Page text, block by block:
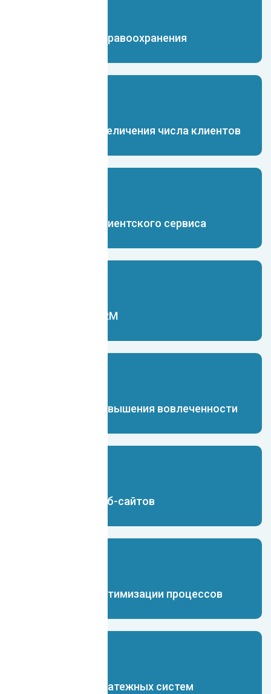
Чат-бот для здравоохранения
Чат-бот для увеличения числа клиентов
Чат-бот для клиентского сервиса
Чат-бот для CRM
Чат-бот для повышения вовлеченности
Чат-бот для веб-сайтов
Чат-бот для оптимизации процессов
Чат-бот для платежных систем